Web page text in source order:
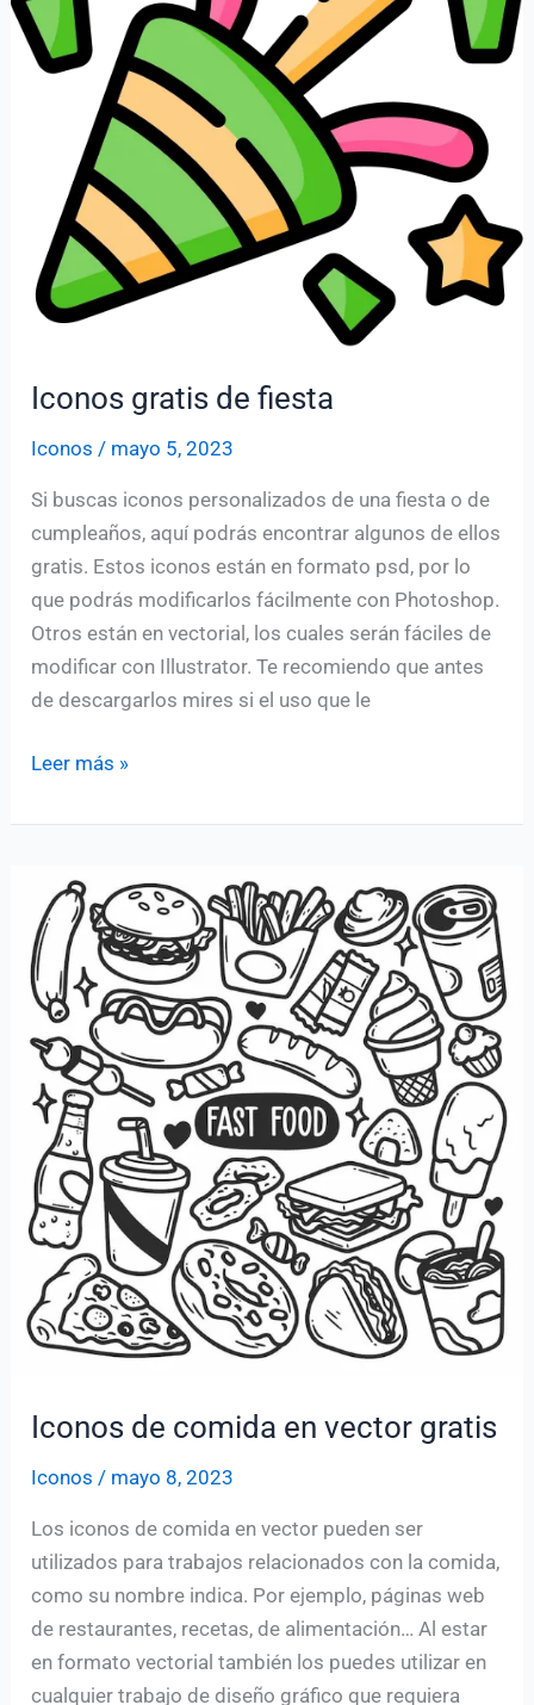
Iconos gratis de fiesta
Iconos / mayo 5, 2023
Si buscas iconos personalizados de una fiesta o de
cumpleaños, aquí podrás encontrar algunos de ellos
gratis. Estos iconos están en formato psd, por lo
que podrás modificarlos fácilmente con Photoshop.
Otros están en vectorial, los cuales serán fáciles de
modificar con Illustrator. Te recomiendo que antes
de descargarlos mires si el uso que le
Iconos
de
Leer más »
Iconos de comida en vector gratis
Iconos / mayo 8, 2023
Los iconos de comida en vector pueden ser
utilizados para trabajos relacionados con la comida,
como su nombre indica. Por ejemplo, páginas web
de restaurantes, recetas, de alimentación… Al estar
en formato vectorial también los puedes utilizar en
cualquier trabajo de diseño gráfico que requiera